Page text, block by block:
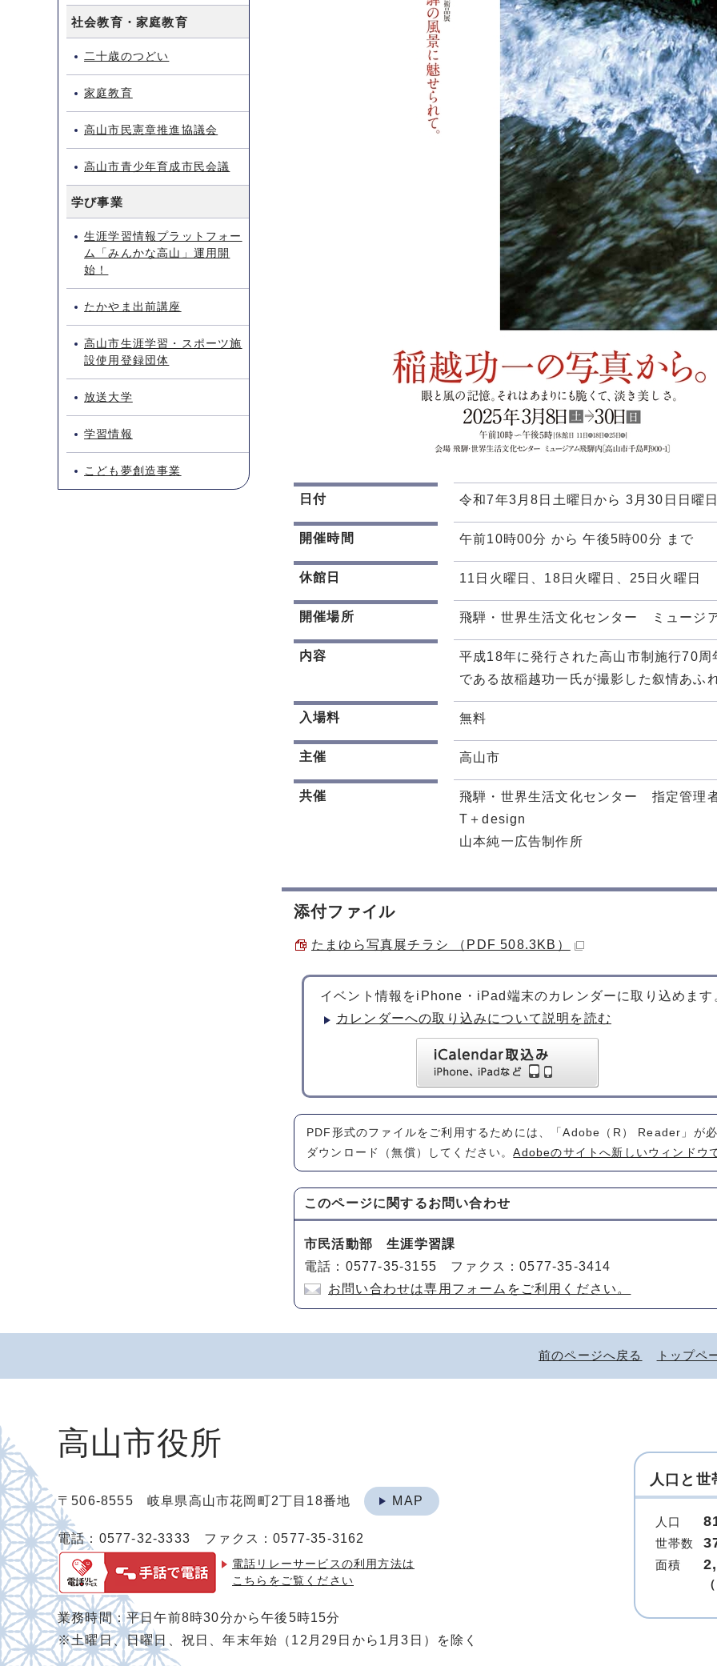
日付 令和7年3月8日土曜日から 3月30日日曜
開催時間 午前10時00分 から 午後5時00分 まで
休館日 11日火曜日、18日火曜日、25日火曜日
開催場所 飛騨・世界生活文化センター ミュージ
内容
平成18年に発行された高山市制施行70
である故稲越功一氏が撮影した叙情あふ
入場料 無料
主催 高山市
共催
飛騨・世界生活文化センター 指定管理
T＋design
山本純一広告制作所
添付ファイル
たまゆら写真展チラシ （PDF 508.3KB）
イベント情報をiPhone・iPad端末のカレンダーに取り込めます
カレンダーへの取り込みについて説明を読む
PDF形式のファイルをご利用するためには、「Adobe（R） Reader」が
ダウンロード（無償）してください。Adobeのサイトへ新しいウィンドウ
このページに関するお問い合わせ
市民活動部 生涯学習課
電話：0577-35-3155 ファクス：0577-35-3414
お問い合わせは専用フォームをご利用ください。
社会教育・家庭教育
二十歳のつどい
家庭教育
高山市民憲章推進協議会
高山市青少年育成市民会議
学び事業
生涯学習情報プラットフォー
ム「みんかな高山」運用開
始！
たかやま出前講座
高山市生涯学習・スポーツ施
設使用登録団体
放送大学
学習情報
こども夢創造事業
前のページへ戻る トップペ
高山市役所
〒506-8555 岐阜県高山市花岡町2丁目18番地 MAP
電話：0577-32-3333 ファクス：0577-35-3162
電話リレーサービスの利用方法は
こちらをご覧ください
業務時間：平日午前8時30分から午後5時15分
※土曜日、日曜日、祝日、年末年始（12月29日から1月3日）を除く
人口と世
人口
世帯数
面積